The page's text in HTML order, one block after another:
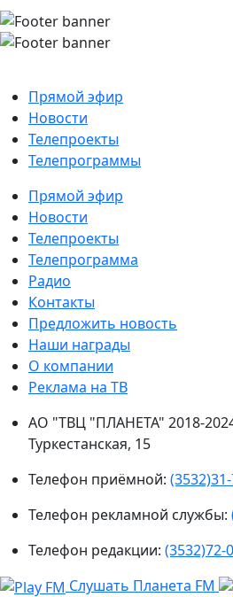
Прямой эфир
Новости
Телепроекты
Телепрограммы
Прямой эфир
Новости
Телепроекты
Телепрограмма
Радио
Контакты
Предложить новость
Наши награды
О компании
Реклама на ТВ
АО "ТВЦ "ПЛАНЕТА" 2018-2024
Туркестанская, 15
Телефон приёмной:
Телефон рекламной службы:
Телефон редакции: (3532)72-
Слушать Планета FM